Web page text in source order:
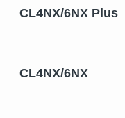
CL4NX/6NX Plus
CL4NX/6NX